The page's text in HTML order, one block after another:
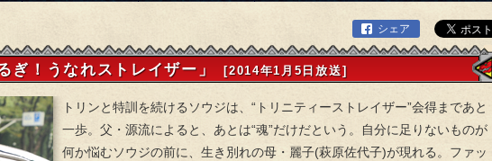
シェア
！うなれストレイザー」 [2014年1月5日放送]
トリンと特訓を続けるソウジは、“トリニティーストレイザー”会得まであと
一歩。父・源流によると、あとは“魂”だけだという。自分に足りないものが
何か悩むソウジの前に、生き別れの母・麗子(萩原佐代子)が現れる。ファッ